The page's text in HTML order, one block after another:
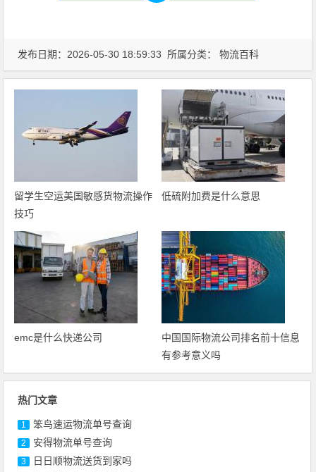
发布日期：2026-05-30 18:59:33 所属分类：物流百科
留学生空运美国敏感货物流操作
技巧
低硫附加费是什么意思
emc是什么快递公司
中国国际物流公司排名前十信息
有参考意义吗
热门文章
1 笨鸟速运物流单号查询
2 安得物流单号查询
3 日日顺物流送货到家吗